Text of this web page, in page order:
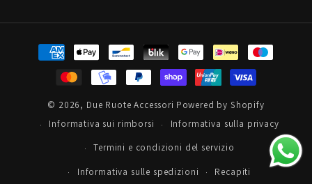
Metodi
di
pagamento
© 2026, Due Ruote Accessori Powered by Shopify
Informativa sui rimborsi
Informativa sulla privacy
Termini e condizioni del servizio
Informativa sulle spedizioni Recapiti